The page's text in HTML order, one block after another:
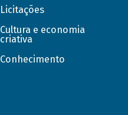
Licitações
Cultura e economia
criativa
Conhecimento